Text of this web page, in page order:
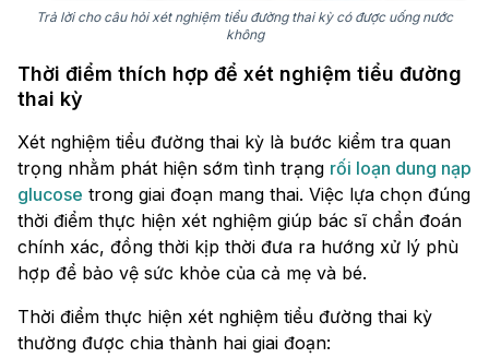
Trả lời cho câu hỏi xét nghiệm tiểu đường thai kỳ có được uống nước​
không
Thời điểm thích hợp để xét nghiệm tiểu đường
thai kỳ
Xét nghiệm tiểu đường thai kỳ là bước kiểm tra quan
trọng nhằm phát hiện sớm tình trạng rối loạn dung nạp
glucose trong giai đoạn mang thai. Việc lựa chọn đúng
thời điểm thực hiện xét nghiệm giúp bác sĩ chẩn đoán
chính xác, đồng thời kịp thời đưa ra hướng xử lý phù
hợp để bảo vệ sức khỏe của cả mẹ và bé.
Thời điểm thực hiện xét nghiệm tiểu đường thai kỳ
thường được chia thành hai giai đoạn: